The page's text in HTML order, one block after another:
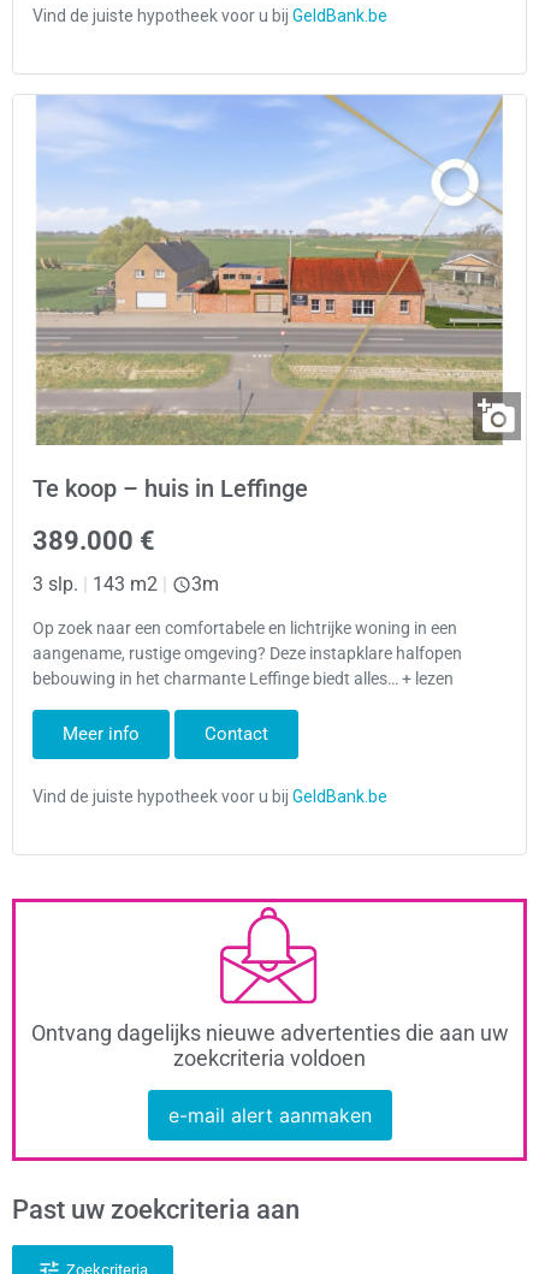
Te koop – huis in Leffinge
389.000 €
3 slp. | 143 m2 | 3m
Op zoek naar een comfortabele en lichtrijke woning in een
aangename, rustige omgeving? Deze instapklare halfopen
bebouwing in het charmante Leffinge biedt alles… + lezen
Meer info Contact
Ontvang dagelijks nieuwe advertenties die aan uw
zoekcriteria voldoen
e-mail alert aanmaken
Past uw zoekcriteria aan
Zoekcriteria